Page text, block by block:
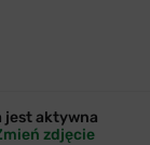
jestaktywna
zdjęcie